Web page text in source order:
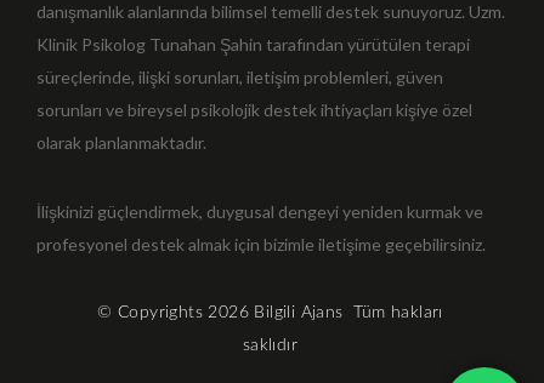
danışmanlık alanlarında bilimsel temelli destek sunuyoruz. Uzm.
Klinik Psikolog Tunahan Şahin tarafından yürütülen terapi
süreçlerinde, ilişki sorunları, iletişim problemleri, güven
sorunları ve bireysel psikolojik destek ihtiyaçları kişiye özel
olarak planlanmaktadır.
İlişkinizi güçlendirmek, duygusal dengeyi yeniden kurmak ve
profesyonel destek almak için bizimle iletişime geçebilirsiniz.
© Copyrights 2026 Bilgili Ajans Tüm hakları
saklıdır